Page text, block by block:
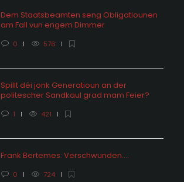
Dem Staatsbeamten seng Obligatiounen
am Fall vun engem Dimmer
0 576
Spillt déi jonk Generatioun an der
politescher Sandkaul grad mam Feier?
1 421
Frank Bertemes: Verschwunden….
0 724